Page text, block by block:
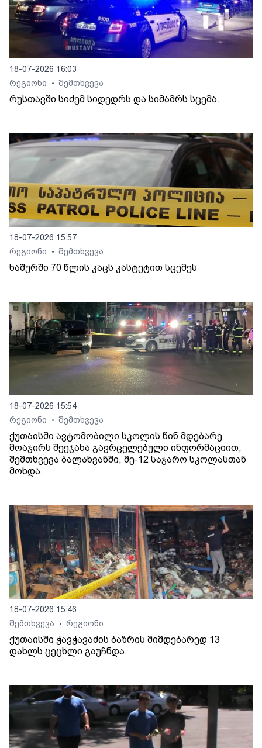
18-07-2026 16:03
რეგიონი
• შემთხვევა
რუსთავში სიძემ სიდედრს და სიმამრს სცემა.
18-07-2026 15:57
რეგიონი
• შემთხვევა
ხაშურში 70 წლის კაცს კასტეტით სცემეს
18-07-2026 15:54
რეგიონი
• შემთხვევა
ქუთაისში ავტომობილი სკოლის წინ მდებარე
მოაჯირს შეეჯახა გავრცელებული ინფორმაციით,
შემთხვევა ბალახვანში, მე-12 საჯარო სკოლასთან
მოხდა.
18-07-2026 15:46
შემთხვევა
• რეგიონი
ქუთაისში ჭავჭავაძის ბაზრის მიმდებარედ 13
დახლს ცეცხლი გაუჩნდა.